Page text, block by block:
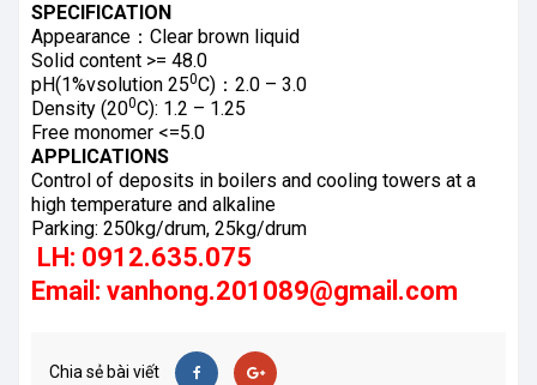
SPECIFICATION
Appearance：Clear brown liquid
Solid content >= 48.0
pH(1%vsolution 250C)：2.0 – 3.0
Density (200C): 1.2 – 1.25
Free monomer <=5.0
APPLICATIONS
Control of deposits in boilers and cooling towers at a
high temperature and alkaline
Parking: 250kg/drum, 25kg/drum
LH: 0912.635.075
Email: vanhong.201089@gmail.com
Chia sẻ bài viết